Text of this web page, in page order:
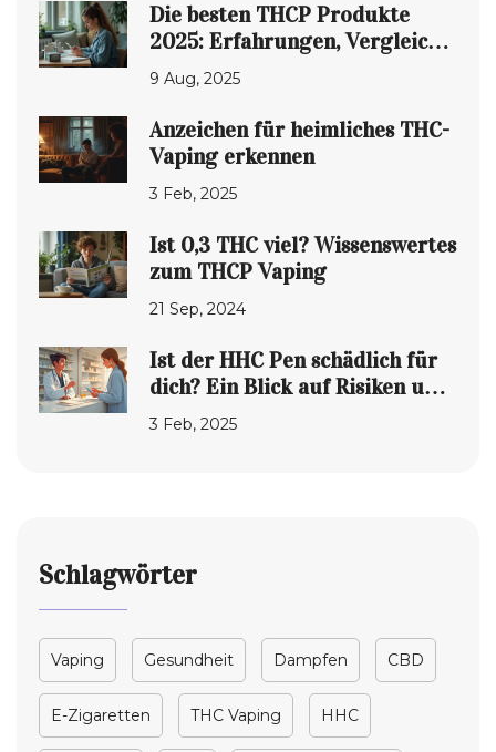
Die besten THCP Produkte
2025: Erfahrungen, Vergleich
und Kaufberatung
9 Aug, 2025
Anzeichen für heimliches THC-
Vaping erkennen
3 Feb, 2025
Ist 0,3 THC viel? Wissenswertes
zum THCP Vaping
21 Sep, 2024
Ist der HHC Pen schädlich für
dich? Ein Blick auf Risiken und
Chancen
3 Feb, 2025
Schlagwörter
Vaping Gesundheit Dampfen CBD
E-Zigaretten THC Vaping HHC